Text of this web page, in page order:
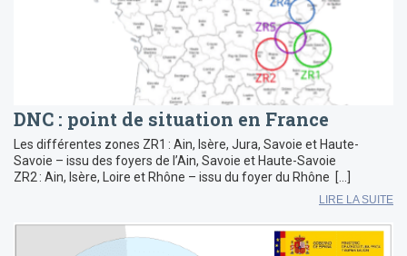
DNC : point de situation en France
Les différentes zones ZR1 : Ain, Isère, Jura, Savoie et Haute-
Savoie – issu des foyers de l’Ain, Savoie et Haute-Savoie
ZR2 : Ain, Isère, Loire et Rhône – issu du foyer du Rhône […]
LIRE LA SUITE